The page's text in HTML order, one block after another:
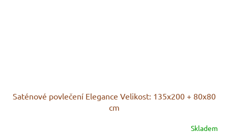
Saténové povlečení Elegance Velikost: 135x200 + 80x80
cm
Skladem